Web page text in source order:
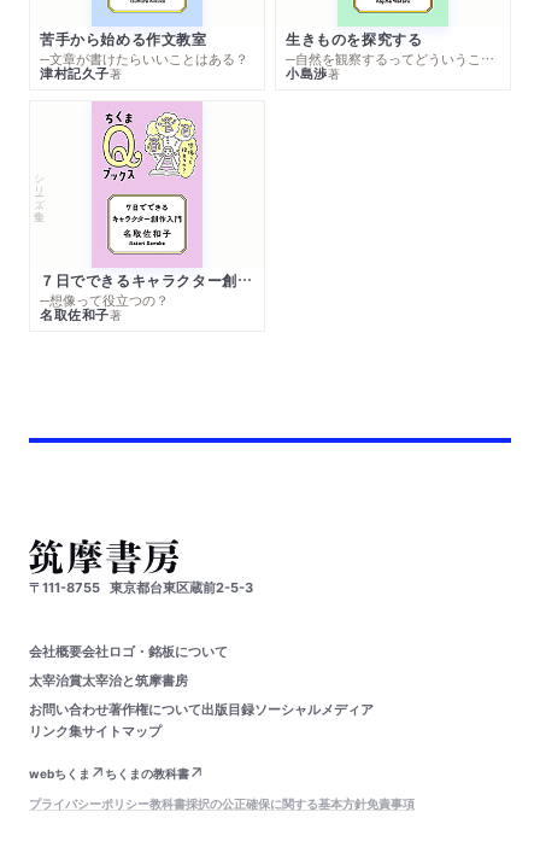
苦手から始める作文教室
─文章が書けたらいいことはある？
津村記久子著
生きものを探究する
─自然を観察するってどういうこと？
小島渉著
シリーズ・全集
７日でできるキャラクター創作入門
─想像って役立つの？
名取佐和子著
〒111-8755 東京都台東区蔵前2-5-3
会社概要会社ロゴ・銘板について
太宰治賞太宰治と筑摩書房
お問い合わせ著作権について出版目録ソーシャルメディア
リンク集サイトマップ
webちくま
ちくまの教科書
プライバシーポリシー教科書採択の公正確保に関する基本方針免責事項